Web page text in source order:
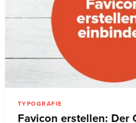
TYPOGRAFIE
Favicon erstellen: Der